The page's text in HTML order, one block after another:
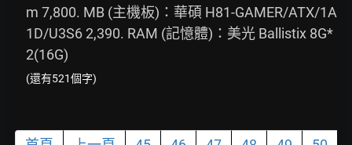
m 7,800. MB (主機板)：華碩 H81-GAMER/ATX/1A
1D/U3S6 2,390. RAM (記憶體)：美光 Ballistix 8G*
2(16G)
(還有521個字)